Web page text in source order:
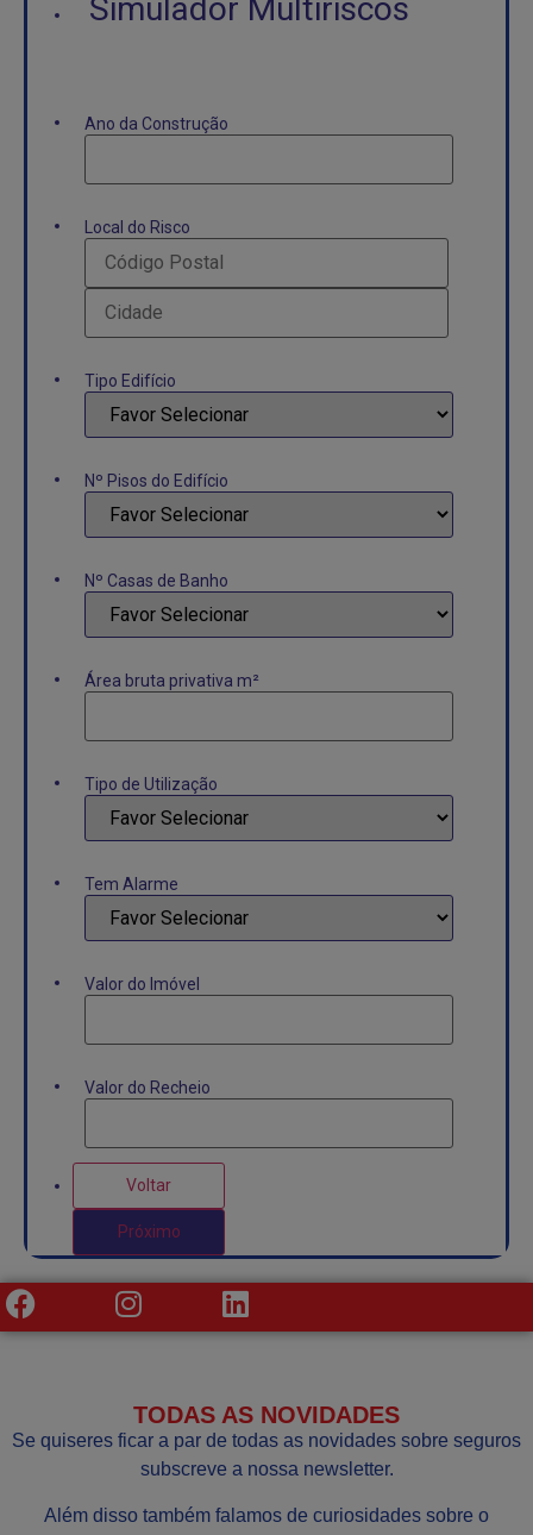
Simulador Multiriscos
Ano da Construção
Local do Risco
Tipo Edifício
Nº Pisos do Edifício
Nº Casas de Banho
Área bruta privativa m²
Tipo de Utilização
Tem Alarme
Valor do Imóvel
Valor do Recheio
Voltar
Próximo
TODAS AS NOVIDADES
Se quiseres ficar a par de todas as novidades sobre seguros
subscreve a nossa newsletter.
Além disso também falamos de curiosidades sobre o